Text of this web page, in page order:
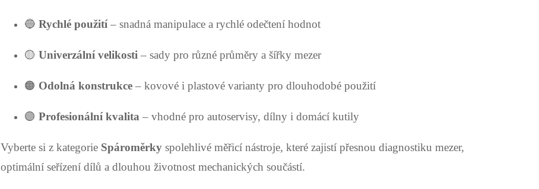
u
🔵 Rychlé použití– snadná manipulace a rychlé odečtení hodnot
🟡 Univerzální velikosti – sady pro různé průměry a šířky mezer
🟠 Odolná konstrukce – kovové i plastové varianty pro dlouhodobé použití
🟣 Profesionální kvalita – vhodné pro autoservisy, dílny i domácí kutily
Vyberte si z kategorie Spároměrky spolehlivé měřicí nástroje, které zajistí přesnou diagnostiku mezer,
optimální seřízení dílů a dlouhou životnost mechanických součástí.